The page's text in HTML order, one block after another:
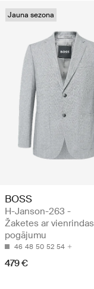
Jauna sezona
BOSS
H-Janson-263 -
Žaketes ar vienrindas
pogājumu
46 48 50 52 54
479 €